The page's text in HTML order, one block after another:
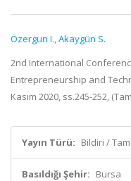
Özergun I.,Akaygün S.
2nd International
Entrepreneurship and
Kasım 2020, ss.245-252,
Yayın Türü: Bildiri /
Basıldığı Şehir: Bursa